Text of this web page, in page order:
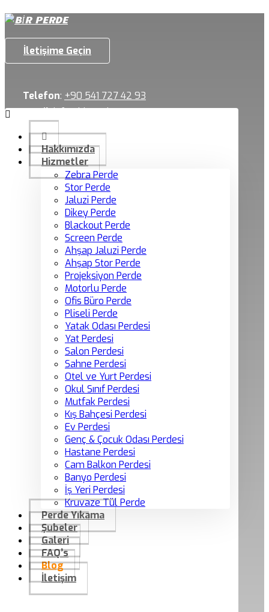
İletişime Geçin
Telefon: +90 541 727 42 93
Email:info@birperde.com
Hakkımızda
Hizmetler
Zebra Perde
Stor Perde
Jaluzi Perde
Dikey Perde
Blackout Perde
Screen Perde
Ahşap Jaluzi Perde
Ahşap Stor Perde
Projeksiyon Perde
Motorlu Perde
Ofis Büro Perde
Pliseli Perde
Yatak Odası Perdesi
Yat Perdesi
Salon Perdesi
Sahne Perdesi
Otel ve Yurt Perdesi
Okul Sınıf Perdesi
Mutfak Perdesi
Kış Bahçesi Perdesi
Ev Perdesi
Genç & Çocuk Odası Perdesi
Hastane Perdesi
Cam Balkon Perdesi
Banyo Perdesi
İş Yeri Perdesi
Kruvaze Tül Perde
Perde Yıkama
Şubeler
Galeri
FAQ’s
Blog
İletişim